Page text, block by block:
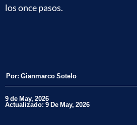
los once pasos.
Por: Gianmarco Sotelo
9 de May, 2026
Actualizado: 9 De May, 2026